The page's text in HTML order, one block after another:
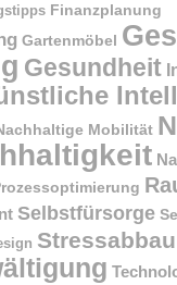
Finanzplanung
Gartenmöbel
Gesundheit
Mobilität
Selbstfürsorge
Stressabbau